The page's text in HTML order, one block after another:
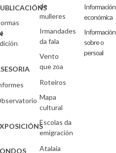
de
mulleres
Irmandades
da fala
Vento
que zoa
Roteiros
Mapa
cultural
Escolas da
emigración
Atalaia
Información
económica
Información
sobre o
persoal